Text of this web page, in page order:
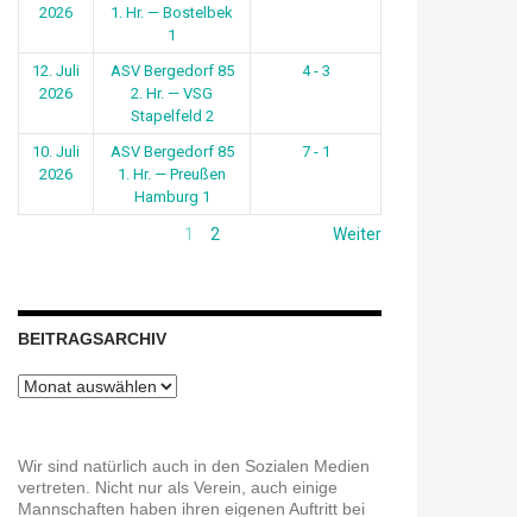
2026
1. Hr. — Bostelbek
1
12. Juli
2026
ASV Bergedorf 85
2. Hr. — VSG
Stapelfeld 2
4 - 3
10. Juli
2026
ASV Bergedorf 85
1. Hr. — Preußen
Hamburg 1
7 - 1
1 2 Weiter
BEITRAGSARCHIV
Beitragsarchiv
Wir sind natürlich auch in den Sozialen Medien
vertreten. Nicht nur als Verein, auch einige
Mannschaften haben ihren eigenen Auftritt bei